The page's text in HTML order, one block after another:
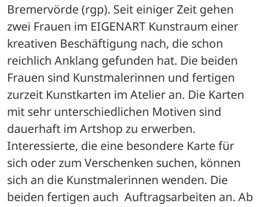
Bremervörde (rgp). Seit einiger Zeit gehen
zwei Frauen im EIGENART Kunstraum einer
kreativen Beschäftigung nach, die schon
reichlich Anklang gefunden hat. Die beiden
Frauen sind Kunstmalerinnen und fertigen
zurzeit Kunstkarten im Atelier an. Die Karten
mit sehr unterschiedlichen Motiven sind
dauerhaft im Artshop zu erwerben.
Interessierte, die eine besondere Karte für
sich oder zum Verschenken suchen, können
sich an die Kunstmalerinnen wenden. Die
beiden fertigen auch  Auftragsarbeiten an. Ab